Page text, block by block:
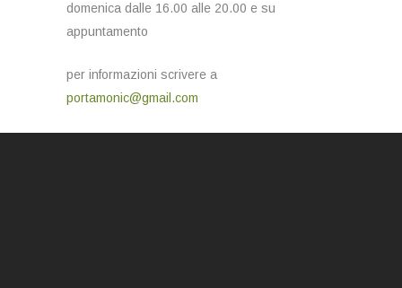
domenica dalle 16.00 alle 20.00 e su
appuntamento
per informazioni scrivere a
portamonic@gmail.com